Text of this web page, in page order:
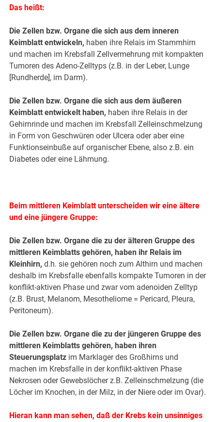
Das heißt:
Die Zellen bzw. Organe die sich aus dem inneren
Keimblatt entwickeln, haben ihre Relais im Stammhirn
und machen im Krebsfall Zellvermehrung mit kompakten
Tumoren des Adeno-Zelltyps (z.B. in der Leber, Lunge
[Rundherde], im Darm).
Die Zellen bzw. Organe die sich aus dem äußeren
Keimblatt entwickelt haben, haben ihre Relais in der
Gehirnrinde und machen im Krebsfall Zelleinschmelzung
in Form von Geschwüren oder Ulcera oder aber eine
Funktionseinbuße auf organischer Ebene, also z.B. ein
Diabetes oder eine Lähmung.
Beimmittleren Keimblattunterscheiden wir eine ältere
und eine jüngere Gruppe:
Die Zellen bzw. Organe die zu der älteren Gruppe des
mittleren Keimblatts gehören, haben ihr Relais im
Kleinhirn, d.h. sie gehören noch zum Althirn und machen
deshalb im Krebsfalle ebenfalls kompakte Tumoren in der
konflikt-aktiven Phase und zwar vom adenoiden Zelltyp
(z.B. Brust, Melanom, Mesotheliome = Pericard, Pleura,
Peritoneum).
Die Zellen bzw. Organe die zu der jüngeren Gruppe des
mittleren Keimblatts gehören, haben ihren
Steuerungsplatz im Marklager des Großhirns und
machen im Krebsfalle in der konflikt-aktiven Phase
Nekrosen oder Gewebslöcher z.B. Zelleinschmelzung (die
Löcher im Knochen, in der Milz, in der Niere oder im Ovar).
Hieran kann man sehen, daß der Krebs kein unsinniges